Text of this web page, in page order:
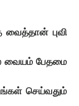
புவி
வையம் பேதமை
செய்வதும்